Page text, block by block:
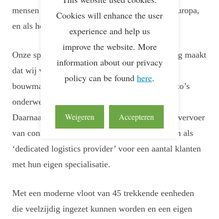
mensen bedienen wij onze klanten in geheel Europa,
en als het moet ver daar buiten.
Onze specialisatie in rollende of rijdende lading maakt
dat wij veelal met intern transportmaterieel,
bouwmachines, commerciële voertuigen en auto’s
onderweg zijn in Europa.
Daarnaast is Lucas Logistics zeer actief in het vervoer
van consumentengoederen, bouwmaterialen, en als
‘dedicated logistics provider’ voor een aantal klanten
met hun eigen specialisatie.
Met een moderne vloot van 45 trekkende eenheden
die veelzijdig ingezet kunnen worden en een eigen
Cookies will enhance the user
experience and help us
improve the website. More
information about our privacy
policy can be found here.
Weigeren Accepteren